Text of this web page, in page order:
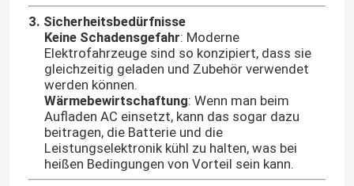
3. Sicherheitsbedürfnisse
Keine Schadensgefahr: Moderne
Elektrofahrzeuge sind so konzipiert, dass sie
gleichzeitig geladen und Zubehör verwendet
werden können.
Wärmebewirtschaftung: Wenn man beim
Aufladen AC einsetzt, kann das sogar dazu
beitragen, die Batterie und die
Leistungselektronik kühl zu halten, was bei
heißen Bedingungen von Vorteil sein kann.